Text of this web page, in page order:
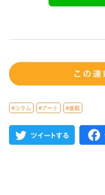
#コラム #アート #連載